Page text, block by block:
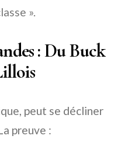
».
: Du Buck
peut se décliner
preuve :